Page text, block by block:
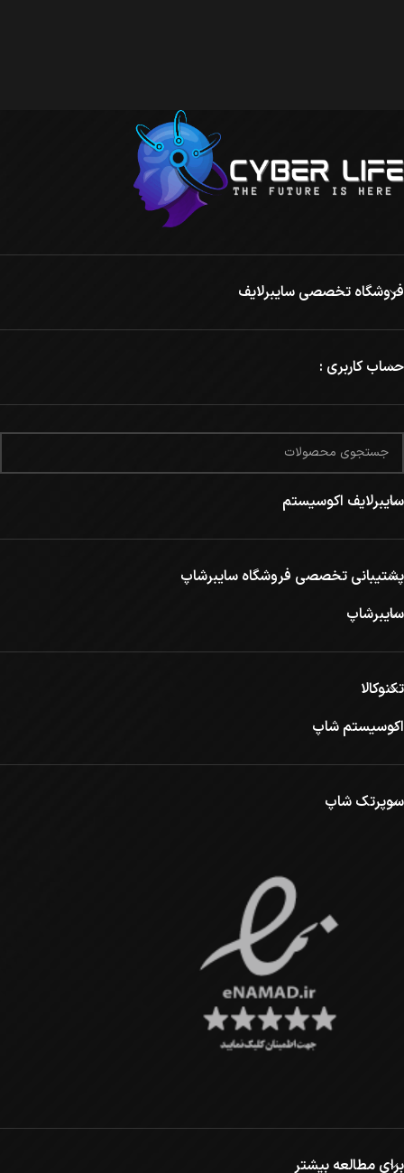
فروشگاه تخصصی سایبرلایف
حساب کاربری :
سایبرلایف اکوسیستم
پشتیبانی تخصصی فروشگاه سایبرشاپ
سایبرشاپ
تکنوکالا
اکوسیستم شاپ
سوپرتک شاپ
برای مطالعه بیشتر